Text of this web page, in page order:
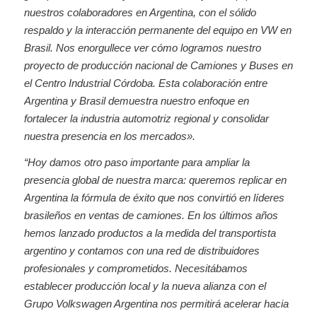
nuestros colaboradores en Argentina, con el sólido
respaldo y la interacción permanente del equipo en VW en
Brasil. Nos enorgullece ver cómo logramos nuestro
proyecto de producción nacional de Camiones y Buses en
el Centro Industrial Córdoba. Esta colaboración entre
Argentina y Brasil demuestra nuestro enfoque en
fortalecer la industria automotriz regional y consolidar
nuestra presencia en los mercados».
“Hoy damos otro paso importante para ampliar la
presencia global de nuestra marca: queremos replicar en
Argentina la fórmula de éxito que nos convirtió en líderes
brasileños en ventas de camiones. En los últimos años
hemos lanzado productos a la medida del transportista
argentino y contamos con una red de distribuidores
profesionales y comprometidos. Necesitábamos
establecer producción local y la nueva alianza con el
Grupo Volkswagen Argentina nos permitirá acelerar hacia